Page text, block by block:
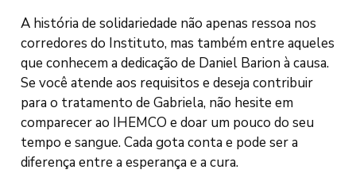
A história de solidariedade não apenas ressoa nos
corredores do Instituto, mas também entre aqueles
que conhecem a dedicação de Daniel Barion à causa.
Se você atende aos requisitos e deseja contribuir
para o tratamento de Gabriela, não hesite em
comparecer ao IHEMCO e doar um pouco do seu
tempo e sangue. Cada gota conta e pode ser a
diferença entre a esperança e a cura.